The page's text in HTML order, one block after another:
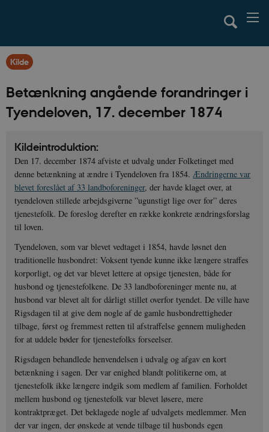
Kilde
Betænkning angående forandringer i
Tyendeloven, 17. december 1874
Kildeintroduktion:
Den 17. december 1874 afviste et udvalg under Folketinget med
denne betænkning at ændre i Tyendeloven fra 1854.Ændringerne var
blevet foreslået af 33 landboforeninger, der havde klaget over, at
tyendeloven stillede arbejdsgiverne ”ugunstigt lige over for” deres
tjenestefolk. De foreslog derefter en række konkrete ændringsforslag
til loven.
Tyendeloven, som var blevet vedtaget i 1854, havde løsnet den
traditionelle husbondret: Voksent tyende kunne ikke længere straffes
korporligt, og det var blevet lettere at opsige tjenesten, både for
husbond og tjenestefolkene. De 33 landboforeninger mente nu, at
husbond var blevet alt for dårligt stillet overfor tyendet. De ville have
Rigsdagen til at give dem nogle af de gamle husbondrettigheder
tilbage, først og fremmest retten til afstraffelse gennem muligheden
for at uddele bøder for tjenestefolks forseelser.
Rigsdagen behandlede henvendelsen i udvalg og afgav en kort
betænkning i sagen. Der var enighed blandt politikerne om, at
tjenestefolk ikke længere indgik som medlem af familien. Forholdet
mellem husbond og tjenestefolk var blevet løsere, mere
kontraktpræget. Det beklagede nogle af udvalgets medlemmer. Men
der var ingen, der ønskede at vende tilbage til husbonds egen